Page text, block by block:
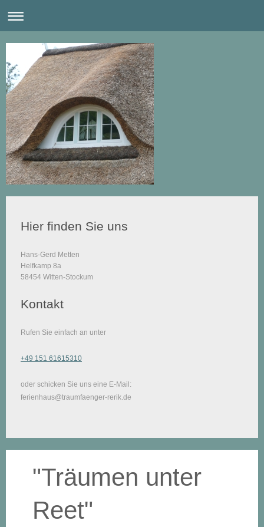
Hier finden Sie uns
Hans-Gerd Metten
Helfkamp 8a
58454 Witten-Stockum
Kontakt
Rufen Sie einfach an unter
+49 151 61615310
oder schicken Sie uns eine E-Mail:
ferienhaus@traumfaenger-rerik.de
"Träumen unter
Reet"